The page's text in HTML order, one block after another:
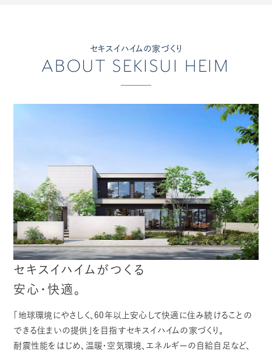
セキスイハイムの家づくり
ABOUT SEKISUI HEIM
セキスイハイムがつくる
安心・快適。
「地球環境にやさしく、60年以上安心して快適に住み続けることの
できる住まいの提供」を目指すセキスイハイムの家づくり。
耐震性能をはじめ、温暖・空気環境、エネルギーの自給自足など、